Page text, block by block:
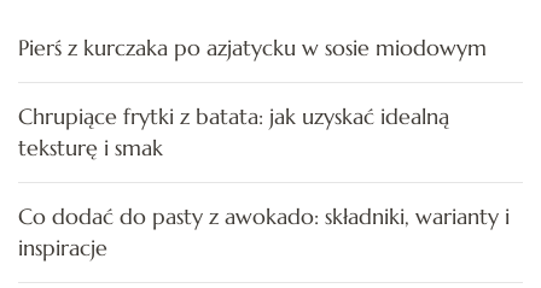
Pierś z kurczaka po azjatycku w sosie miodowym
Chrupiące frytki z batata: jak uzyskać idealną
teksturę i smak
Co dodać do pasty z awokado: składniki, warianty i
inspiracje